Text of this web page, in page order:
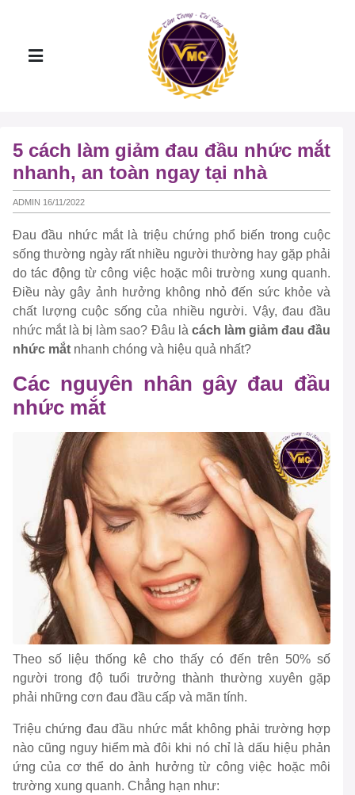
5 cách làm giảm đau đầu nhức mắt
nhanh, an toàn ngay tại nhà
ADMIN 16/11/2022
Đau đầu nhức mắt là triệu chứng phổ biến trong cuộc
sống thường ngày rất nhiều người thường hay gặp phải
do tác động từ công việc hoặc môi trường xung quanh.
Điều này gây ảnh hưởng không nhỏ đến sức khỏe và
chất lượng cuộc sống của nhiều người. Vậy, đau đầu
nhức mắt là bị làm sao? Đâu là cách làm giảm đau đầu
nhức mắt nhanh chóng và hiệu quả nhất?
Các nguyên nhân gây đau đầu
nhức mắt
Theo số liệu thống kê cho thấy có đến trên 50% số
người trong độ tuổi trưởng thành thường xuyên gặp
phải những cơn đau đầu cấp và mãn tính.
Triệu chứng đau đầu nhức mắt không phải trường hợp
nào cũng nguy hiểm mà đôi khi nó chỉ là dấu hiệu phản
ứng của cơ thể do ảnh hưởng từ công việc hoặc môi
trường xung quanh. Chẳng hạn như: